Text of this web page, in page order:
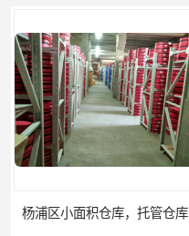
杨浦区小面积仓库，托管仓库